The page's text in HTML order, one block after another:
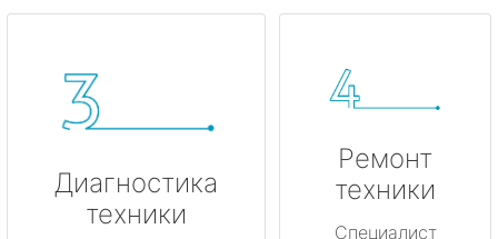
Диагностика
техники
Ремонт
техники
Специалист